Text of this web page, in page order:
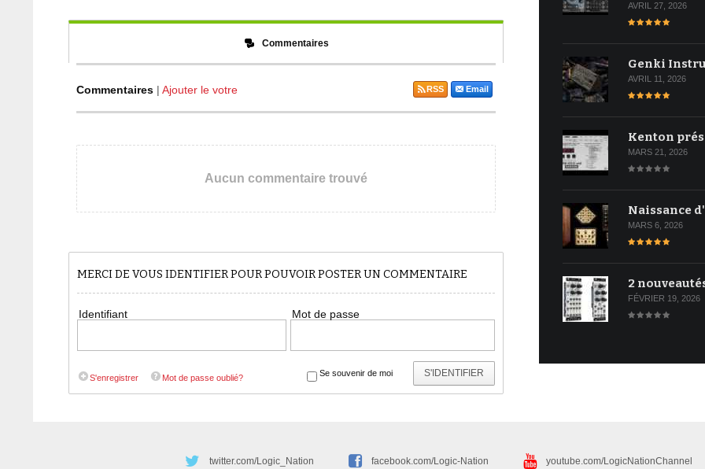
Commentaires
Commentaires | Ajouter le votre Email
RSS
Aucun commentaire trouvé
MERCI DE VOUS IDENTIFIER POUR POUVOIR POSTER UN COMMENTAIRE
Identifiant Mot de passe
S'IDENTIFIER
Se souvenir de moi
S'enregistrer Mot de passe oublié?
AVRIL 27, 2026
Genki
AVRIL 11, 2026
Kenton
MARS 21, 2026
Naissance
MARS 6, 2026
2
FÉVRIER 19, 2026
twitter.com/Logic_Nation facebook.com/Logic-Nation youtube.com/LogicNationChannel